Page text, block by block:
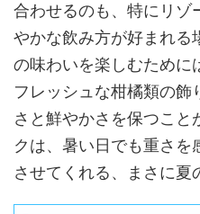
合わせるのも、特にリゾ
やかな飲み方が好まれる
の味わいを楽しむために
フレッシュな柑橘類の
さと鮮やかさを保つこと
クは、暑い日でも重さを
させてくれる、まさに夏